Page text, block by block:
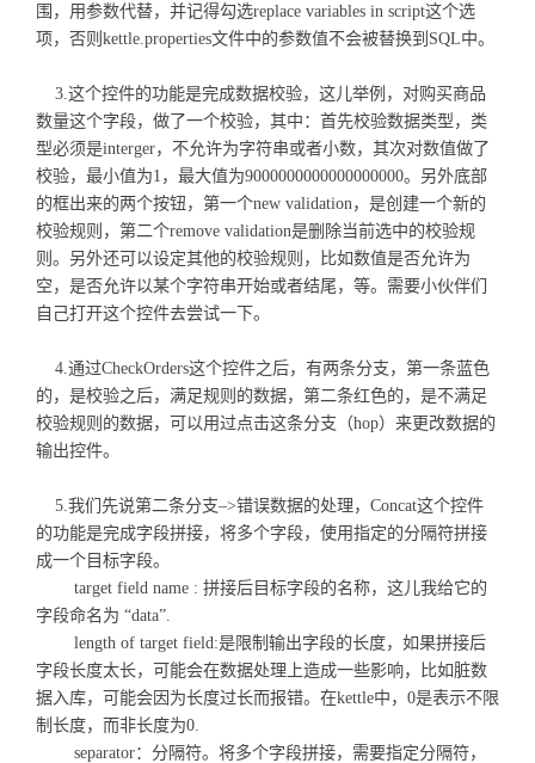
围，用参数代替，并记得勾选replace variables in script这个选
项，否则kettle.properties文件中的参数值不会被替换到SQL中。
3.这个控件的功能是完成数据校验，这儿举例，对购买商品
数量这个字段，做了一个校验，其中：首先校验数据类型，类
型必须是interger，不允许为字符串或者小数，其次对数值做了
校验，最小值为1，最大值为9000000000000000000。另外底部
的框出来的两个按钮，第一个new validation，是创建一个新的
校验规则，第二个remove validation是删除当前选中的校验规
则。另外还可以设定其他的校验规则，比如数值是否允许为
空，是否允许以某个字符串开始或者结尾，等。需要小伙伴们
自己打开这个控件去尝试一下。
4.通过CheckOrders这个控件之后，有两条分支，第一条蓝色
的，是校验之后，满足规则的数据，第二条红色的，是不满足
校验规则的数据，可以用过点击这条分支（hop）来更改数据的
输出控件。
5.我们先说第二条分支–>错误数据的处理，Concat这个控件
的功能是完成字段拼接，将多个字段，使用指定的分隔符拼接
成一个目标字段。
target field name : 拼接后目标字段的名称，这儿我给它的
字段命名为 “data”.
length of target field:是限制输出字段的长度，如果拼接后
字段长度太长，可能会在数据处理上造成一些影响，比如脏数
据入库，可能会因为长度过长而报错。在kettle中，0是表示不限
制长度，而非长度为0.
separator：分隔符。将多个字段拼接，需要指定分隔符，